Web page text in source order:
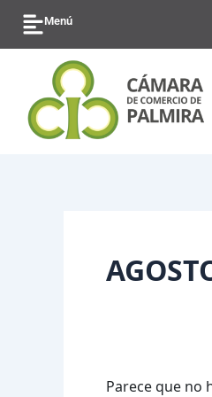
contenido
Menú
Parece que no